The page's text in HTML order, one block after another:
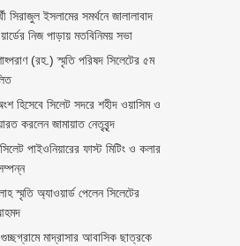
সিরাজুল ইসলামের সমর্থনে জালালাবাদ
নিজ পাড়ায় মতবিনিময় সভা
(রহ.) স্মৃতি পরিষদ সিলেটের ৫ম
হিসেবে সিলেট সদরে শহীদ ওয়াসিম ও
করলেন জামায়াত নেতৃবৃন্দ
পাইওনিয়ারের ফাস্ট মিটিং ও কলার
স্মৃতি অ্যাওয়ার্ড পেলেন সিলেটের
গুচ্ছগ্রামে মাদ্রাসার আবাসিক ছাত্রকে